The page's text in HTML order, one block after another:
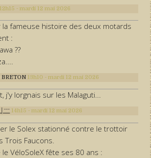
12h15 -mardi 12 mai 2026
la fameuse histoire des deux motards
:
??
BRETON 13h10 -mardi 12 mai 2026
j'y lorgnais sur les Malaguti...
14h15 -mardi 12 mai 2026
le Solex stationné contre le trottoir
Trois Faucons.
VéloSoleX fête ses 80 ans :